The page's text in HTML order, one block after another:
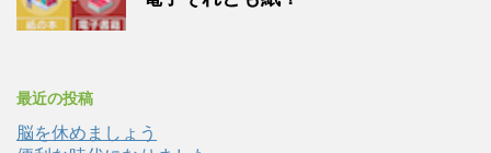
最近の投稿
脳を休めましょう